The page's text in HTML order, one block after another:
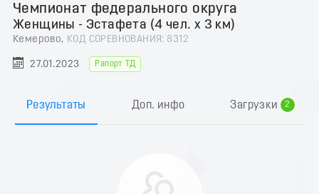
Чемпионат федерального округа
Женщины - Эстафета (4 чел. х 3 км)
Кемерово, КОД СОРЕВНОВАНИЯ: 8312
27.01.2023 Рапорт ТД
Результаты Доп. инфо Загрузки
2